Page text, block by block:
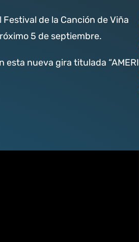
de la Canción de Viña
5 de septiembre.
esta nueva gira titulada “AMERI